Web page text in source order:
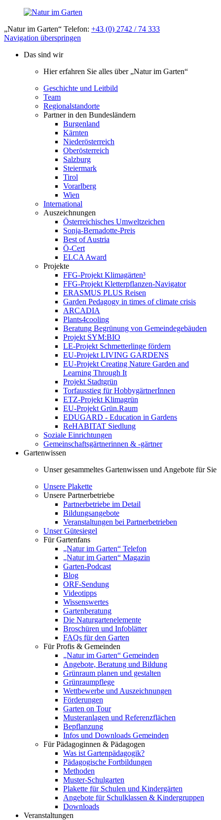
„Natur im Garten“ Telefon: +43 (0) 2742 / 74 333
Navigation überspringen
Das sind wir
Hier erfahren Sie alles über „Natur im Garten“
Geschichte und Leitbild
Team
Regionalstandorte
Partner in den Bundesländern
Burgenland
Kärnten
Niederösterreich
Oberösterreich
Salzburg
Steiermark
Tirol
Vorarlberg
Wien
International
Auszeichnungen
Österreichisches Umweltzeichen
Sonja-Bernadotte-Preis
Best of Austria
Ö-Cert
ELCA Award
Projekte
FFG-Projekt Klimagärten³
FFG-Projekt Kletterpflanzen-Navigator
ERASMUS PLUS Reisen
Garden Pedagogy in times of climate crisis
ARCADIA
Plants4cooling
Beratung Begrünung von Gemeindegebäuden
Projekt SYM:BIO
LE-Projekt Schmetterlinge fördern
EU-Projekt LIVING GARDENS
EU-Projekt Creating Nature Garden and
Learning Through It
Projekt Stadtgrün
Torfausstieg für HobbygärtnerInnen
ETZ-Projekt Klimagrün
EU-Projekt Grün.Raum
EDUGARD - Education in Gardens
ReHABITAT Siedlung
Soziale Einrichtungen
Gemeinschaftsgärtnerinnen & -gärtner
Gartenwissen
Unser gesammeltes Gartenwissen und Angebote für Sie
Unsere Plakette
Unsere Partnerbetriebe
Partnerbetriebe im Detail
Bildungsangebote
Veranstaltungen bei Partnerbetrieben
Unser Gütesiegel
Für Gartenfans
„Natur im Garten“ Telefon
„Natur im Garten“ Magazin
Garten-Podcast
Blog
ORF-Sendung
Videotipps
Wissenswertes
Gartenberatung
Die Naturgartenelemente
Broschüren und Infoblätter
FAQs für den Garten
Für Profis & Gemeinden
„Natur im Garten“ Gemeinden
Angebote, Beratung und Bildung
Grünraum planen und gestalten
Grünraumpflege
Wettbewerbe und Auszeichnungen
Förderungen
Garten on Tour
Musteranlagen und Referenzflächen
Bepflanzung
Infos und Downloads Gemeinden
Für Pädagoginnen & Pädagogen
Was ist Gartenpädagogik?
Pädagogische Fortbildungen
Methoden
Muster-Schulgarten
Plakette für Schulen und Kindergärten
Angebote für Schulklassen & Kindergruppen
Downloads
Veranstaltungen